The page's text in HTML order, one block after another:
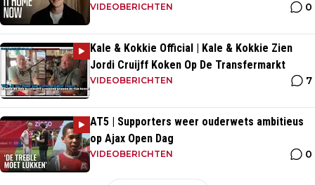
VIDEOBERICHTEN 0
Kale & Kokkie Official | Kale & Kokkie Zien
Jordi Cruijff Koken Op De Transfermarkt
VIDEOBERICHTEN 7
AT5 | Supporters weer ouderwets ambitieus
op Ajax Open Dag
VIDEOBERICHTEN 0